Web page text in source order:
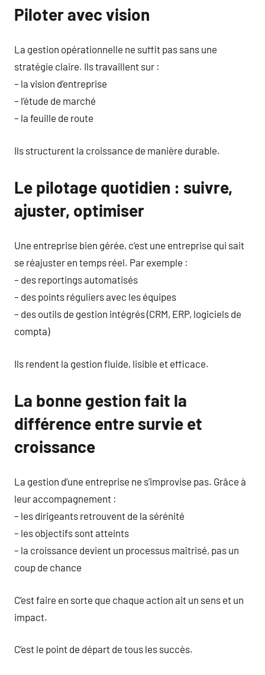
Piloter avec vision
La gestion opérationnelle ne suffit pas sans une
stratégie claire. Ils travaillent sur :
– la vision d’entreprise
– l’étude de marché
– la feuille de route
Ils structurent la croissance de manière durable.
Le pilotage quotidien : suivre,
ajuster, optimiser
Une entreprise bien gérée, c’est une entreprise qui sait
se réajuster en temps réel. Par exemple :
– des reportings automatisés
– des points réguliers avec les équipes
– des outils de gestion intégrés (CRM, ERP, logiciels de
compta)
Ils rendent la gestion fluide, lisible et efficace.
La bonne gestion fait la
différence entre survie et
croissance
La gestion d’une entreprise ne s’improvise pas. Grâce à
leur accompagnement :
– les dirigeants retrouvent de la sérénité
– les objectifs sont atteints
– la croissance devient un processus maîtrisé, pas un
coup de chance
C’est faire en sorte que chaque action ait un sens et un
impact.
C’est le point de départ de tous les succès.